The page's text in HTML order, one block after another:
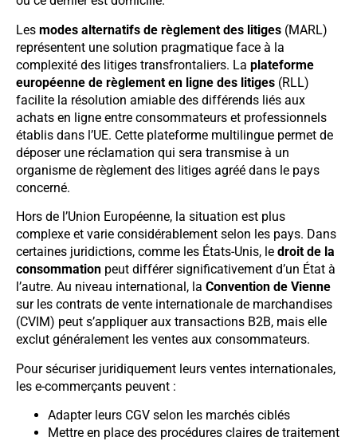
Les modes alternatifs de règlement des litiges (MARL)
représentent une solution pragmatique face à la
complexité des litiges transfrontaliers. La plateforme
européenne de règlement en ligne des litiges (RLL)
facilite la résolution amiable des différends liés aux
achats en ligne entre consommateurs et professionnels
établis dans l’UE. Cette plateforme multilingue permet de
déposer une réclamation qui sera transmise à un
organisme de règlement des litiges agréé dans le pays
concerné.
Hors de l’Union Européenne, la situation est plus
complexe et varie considérablement selon les pays. Dans
certaines juridictions, comme les États-Unis, le droit de la
consommation peut différer significativement d’un État à
l’autre. Au niveau international, la Convention de Vienne
sur les contrats de vente internationale de marchandises
(CVIM) peut s’appliquer aux transactions B2B, mais elle
exclut généralement les ventes aux consommateurs.
Pour sécuriser juridiquement leurs ventes internationales,
les e-commerçants peuvent :
Adapter leurs CGV selon les marchés ciblés
Mettre en place des procédures claires de traitement